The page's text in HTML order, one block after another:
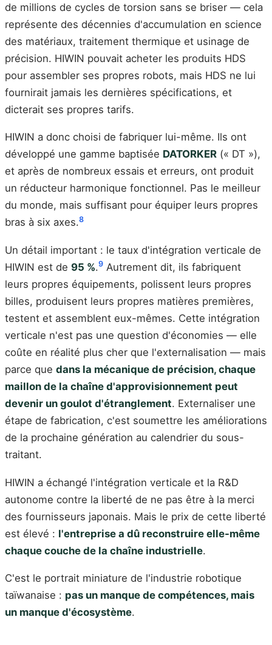
de millions de cycles de torsion sans se briser — cela
représente des décennies d'accumulation en science
des matériaux, traitement thermique et usinage de
précision. HIWIN pouvait acheter les produits HDS
pour assembler ses propres robots, mais HDS ne lui
fournirait jamais les dernières spécifications, et
dicterait ses propres tarifs.
HIWIN a donc choisi de fabriquer lui-même. Ils ont
développé une gamme baptisée DATORKER (« DT »),
et après de nombreux essais et erreurs, ont produit
un réducteur harmonique fonctionnel. Pas le meilleur
du monde, mais suffisant pour équiper leurs propres
bras à six axes.8
Un détail important : le taux d'intégration verticale de
HIWIN est de 95 %.9 Autrement dit, ils fabriquent
leurs propres équipements, polissent leurs propres
billes, produisent leurs propres matières premières,
testent et assemblent eux-mêmes. Cette intégration
verticale n'est pas une question d'économies — elle
coûte en réalité plus cher que l'externalisation — mais
parce que dans la mécanique de précision, chaque
maillon de la chaîne d'approvisionnement peut
devenir un goulot d'étranglement. Externaliser une
étape de fabrication, c'est soumettre les améliorations
de la prochaine génération au calendrier du sous-
traitant.
HIWIN a échangé l'intégration verticale et la R&D
autonome contre la liberté de ne pas être à la merci
des fournisseurs japonais. Mais le prix de cette liberté
est élevé : l'entreprise a dû reconstruire elle-même
chaque couche de la chaîne industrielle.
C'est le portrait miniature de l'industrie robotique
taïwanaise : pas un manque de compétences, mais
un manque d'écosystème.